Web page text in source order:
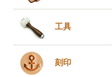
工具
刻印